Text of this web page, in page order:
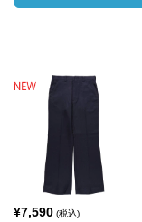
¥7,590 (税込)